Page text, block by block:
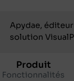
Apydae,
solution
Produit
Fonctionnalités